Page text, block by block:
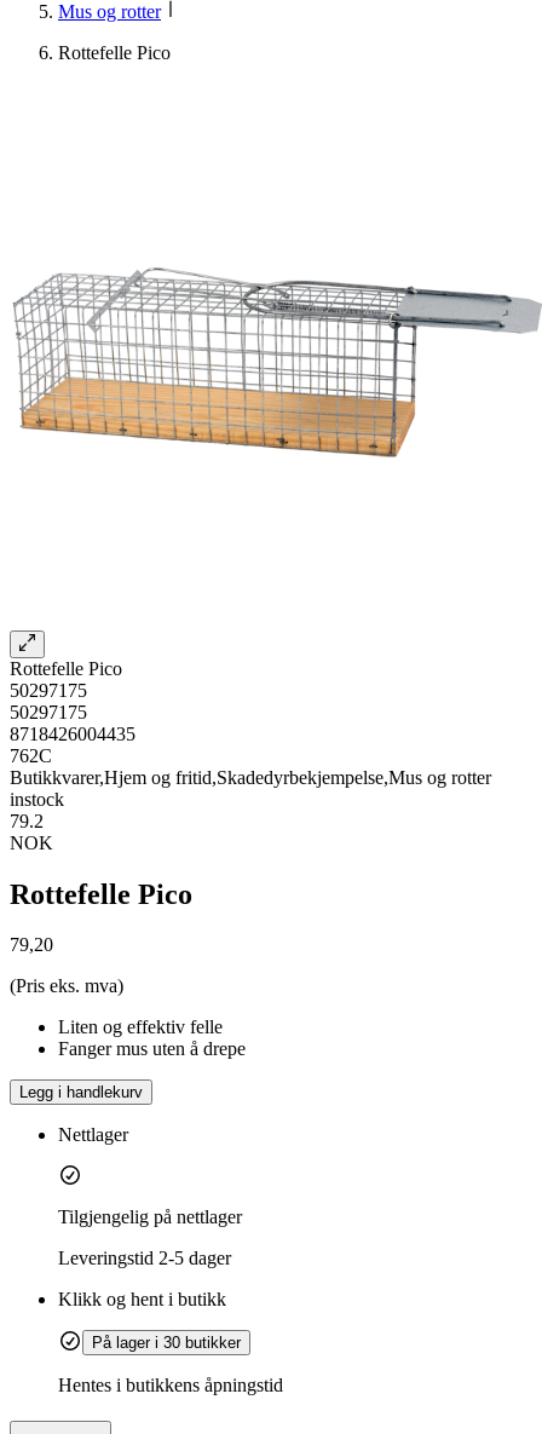
Mus og rotter
Rottefelle Pico
Rottefelle Pico
50297175
50297175
8718426004435
762C
Butikkvarer,Hjem og fritid,Skadedyrbekjempelse,Mus og rotter
instock
79.2
NOK
Rottefelle Pico
79,20
(Pris eks. mva)
Liten og effektiv felle
Fanger mus uten å drepe
Legg i handlekurv
Nettlager
Tilgjengelig på nettlager
Leveringstid 2-5 dager
Klikk og hent i butikk
På lager i 30 butikker
Hentes i butikkens åpningstid